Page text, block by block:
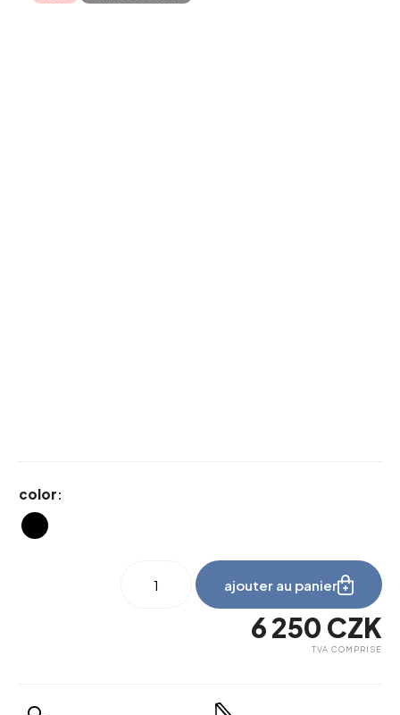
color:
be_myshelf_500-
ajouter au panier
6 250 CZK
TVA COMPRISE